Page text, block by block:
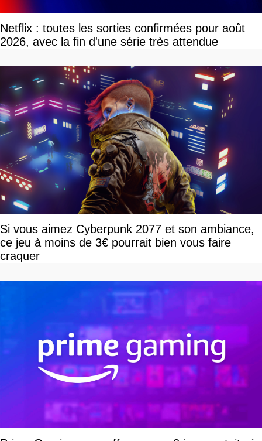
Netflix : toutes les sorties confirmées pour août
2026, avec la fin d'une série très attendue
Si vous aimez Cyberpunk 2077 et son ambiance,
ce jeu à moins de 3€ pourrait bien vous faire
craquer